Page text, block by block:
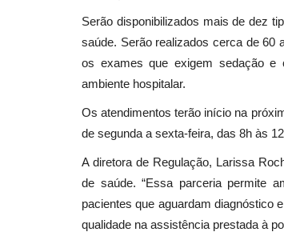
Serão disponibilizados mais de dez
saúde. Serão realizados cerca de 60
os exames que exigem sedação e
ambiente hospitalar.
Os atendimentos terão início na
de segunda a sexta-feira, das 8h às
A diretora de Regulação, Larissa
de saúde. “Essa parceria permite
pacientes que aguardam diagnóstico
qualidade na assistência prestada à